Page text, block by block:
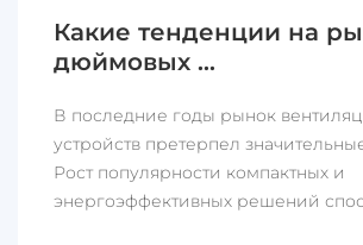
Какие тенденции на
дюймовых ...
В последние годы рынок
устройств претерпел
Рост популярности компактных и
энергоэффективных решений